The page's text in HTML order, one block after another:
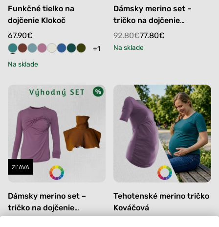
Funkčné tielko na
dojčenie Klokoč
67.90€
+1
Na sklade
Dámsky merino set –
tričko na dojčenie
Kotmanová a nákrčník
Sitina
92.80€
Original
price
77.80€
Current
price
Na sklade
ZĽAVA
Dámsky merino set –
tričko na dojčenie
Kotmanová a nákrčník
Tehotenské merino tričko
Kováčová